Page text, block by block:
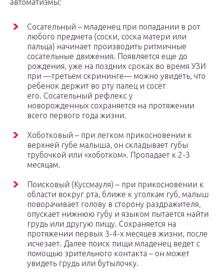
автоматизмы:
Сосательный – младенец при попадании в рот
любого предмета (соски, соска матери или
пальца) начинает производить ритмичные
сосательные движения. Появляется еще до
рождения, уже на поздних сроках во время УЗИ
при —третьем скрининге— можно увидеть, что
ребенок держит во рту палец и сосет
его. Сосательный рефлекс у
новорожденных сохраняется на протяжении
всего первого года жизни.
Хоботковый – при легком прикосновении к
верхней губе малыша, он складывает губы
трубочкой или «хоботком». Пропадает к 2-3
месяцам.
Поисковый (Куссмауля) – при прикосновении к
области вокруг рта, ближе к уголкам губ, малыш
поворачивает голову в сторону раздражителя,
опускает нижнюю губу и языком пытается найти
грудь или другую пищу. Сохраняется на
протяжении первых 3-4-х месяцев жизни, после
исчезает. Далее поиск пищи младенец ведет с
помощью зрительного контакта – он может
увидеть грудь или бутылочку.